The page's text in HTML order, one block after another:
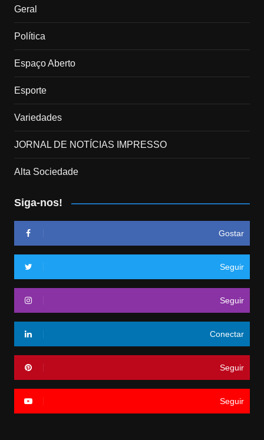
Geral
Política
Espaço Aberto
Esporte
Variedades
JORNAL DE NOTÍCIAS IMPRESSO
Alta Sociedade
Siga-nos!
Gostar
Seguir
Seguir
Conectar
Seguir
Seguir